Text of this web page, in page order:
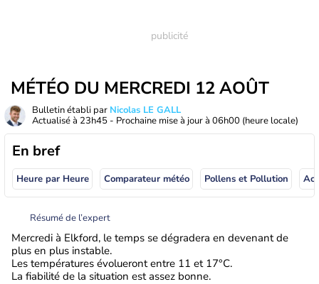
MÉTÉO DU MERCREDI 12 AOÛT
Bulletin établi par Nicolas LE GALL
Actualisé à 23h45 - Prochaine mise à jour à 06h00 (heure locale)
En bref
Heure par Heure Comparateur météo Pollens et Pollution
Résumé de l’expert
Mercredi à Elkford, le temps se dégradera en devenant de
plus en plus instable.
Les températures évolueront entre 11 et 17°C.
La fiabilité de la situation est assez bonne.